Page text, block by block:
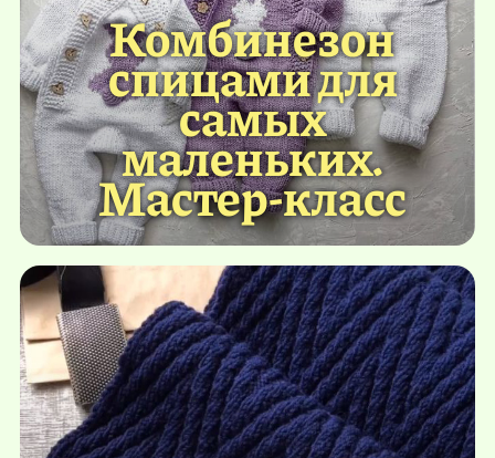
Комбинезон
спицами для
самых
маленьких.
Мастер-класс